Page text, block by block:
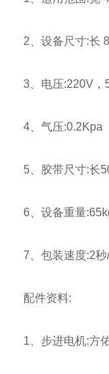
2、设备尺寸:长
3、电压:220V，
4、气压:0.2Kpa
5、胶带尺寸:长
6、设备重量
7、包装速度:2秒/
配件资料:
1、步进电机:方